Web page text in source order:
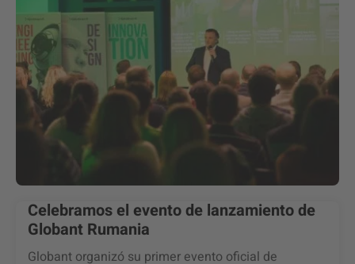
Celebramos el evento de lanzamiento de
Globant Rumania
Globant organizó su primer evento oficial de